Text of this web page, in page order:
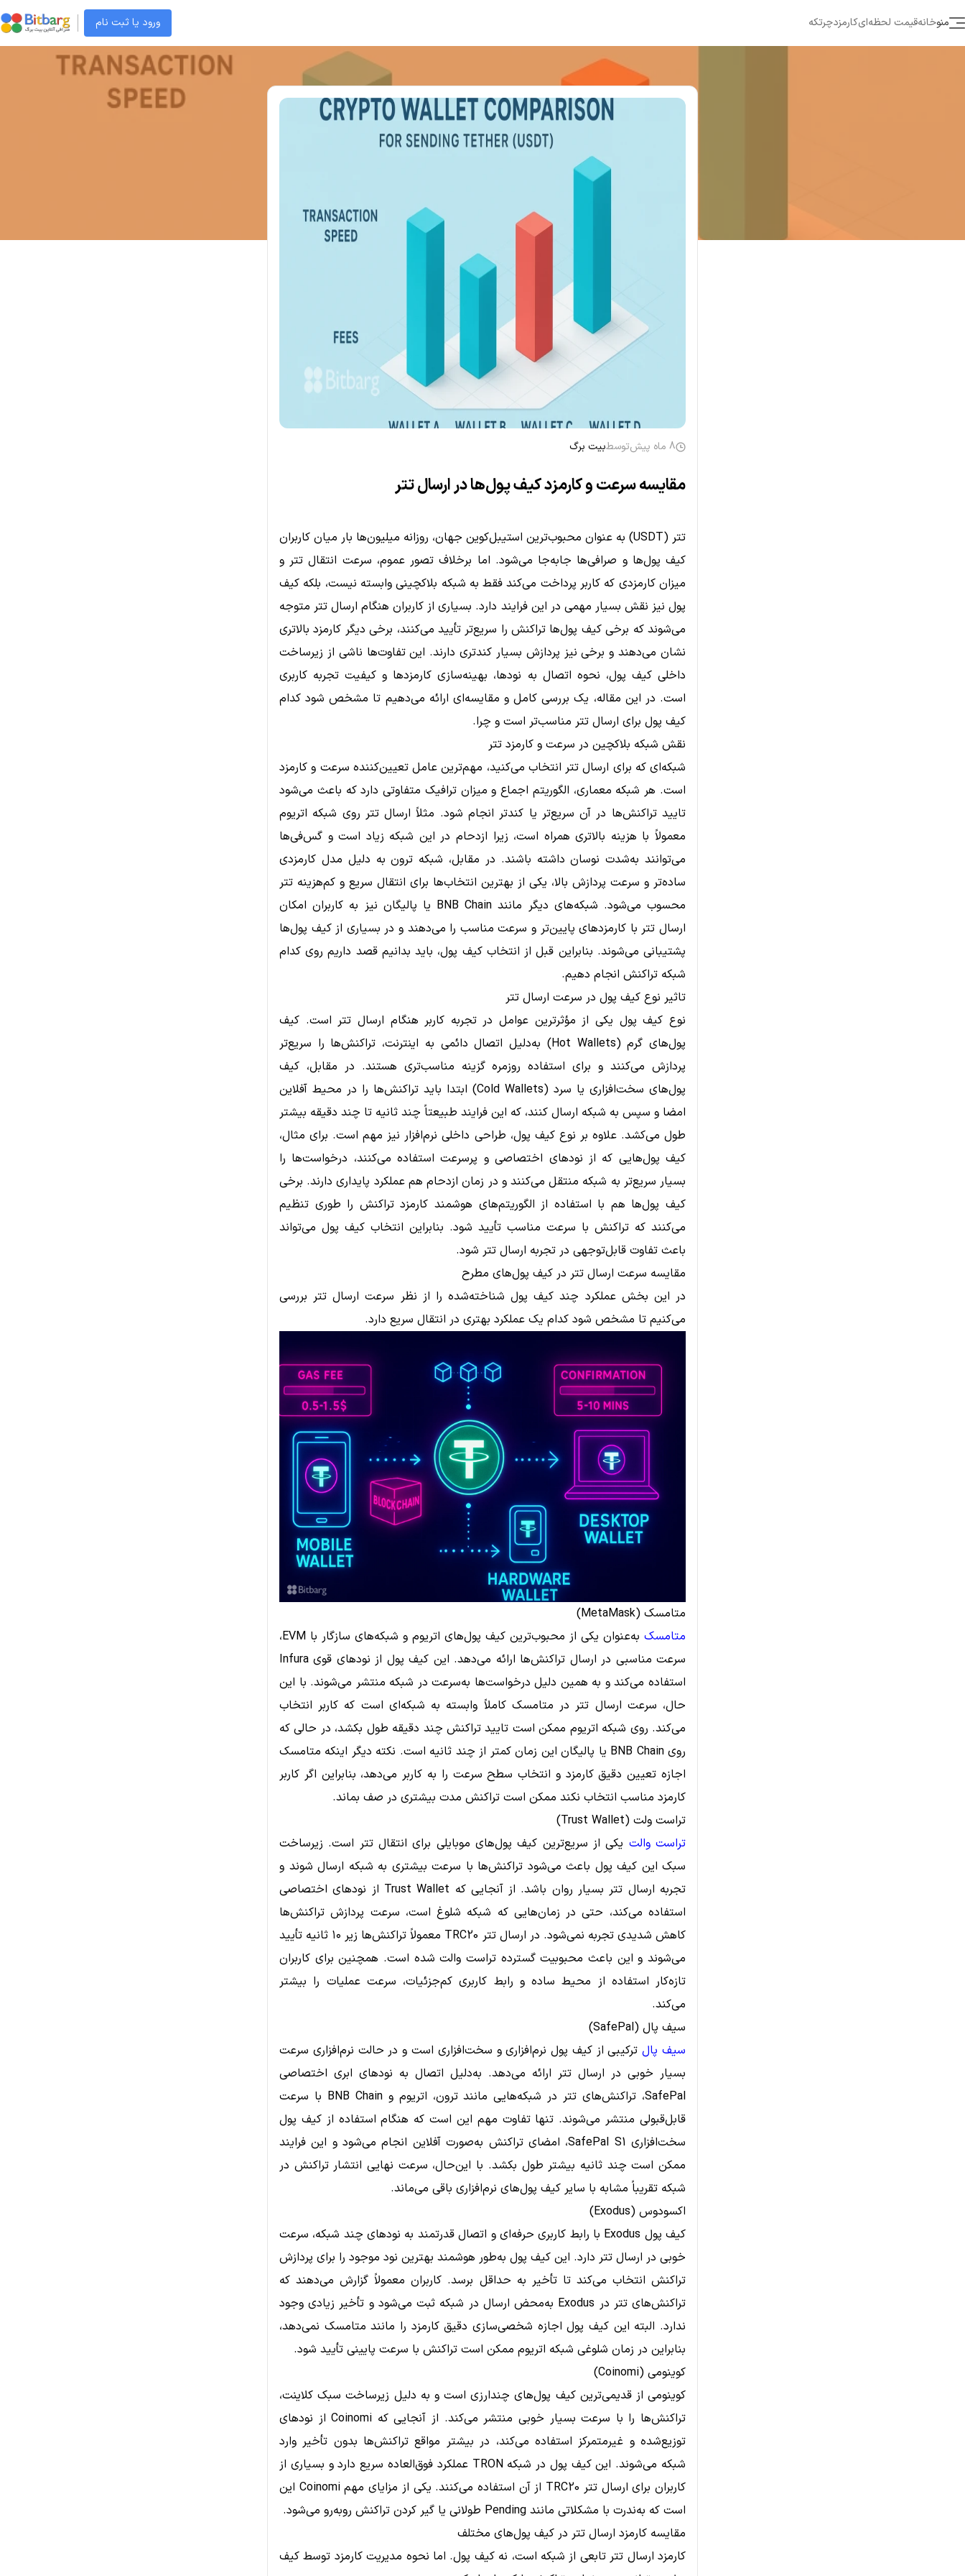
ورود یا ثبت نام چرتکهکارمزدقیمت لحظه‌ایخانهمنو
8 ماه پیش توسطبیت برگ
مقایسه سرعت و کارمزد کیف پول‌ها در ارسال تتر
تتر (USDT) به عنوان محبوب‌ترین استیبل‌کوین جهان، روزانه میلیون‌ها بار میان کاربران
کیف پول‌ها و صرافی‌ها جابه‌جا می‌شود. اما برخلاف تصور عموم، سرعت انتقال تتر و
میزان کارمزدی که کاربر پرداخت می‌کند فقط به شبکه بلاکچینی وابسته نیست، بلکه کیف
پول نیز نقش بسیار مهمی در این فرایند دارد. بسیاری از کاربران هنگام ارسال تتر متوجه
می‌شوند که برخی کیف پول‌ها تراکنش را سریع‌تر تأیید می‌کنند، برخی دیگر کارمزد بالاتری
نشان می‌دهند و برخی نیز پردازش بسیار کندتری دارند. این تفاوت‌ها ناشی از زیرساخت
داخلی کیف پول، نحوه اتصال به نودها، بهینه‌سازی کارمزدها و کیفیت تجربه کاربری
است. در این مقاله، یک بررسی کامل و مقایسه‌ای ارائه می‌دهیم تا مشخص شود کدام
کیف پول برای ارسال تتر مناسب‌تر است و چرا.
نقش شبکه بلاکچین در سرعت و کارمزد تتر
شبکه‌ای که برای ارسال تتر انتخاب می‌کنید، مهم‌ترین عامل تعیین‌کننده سرعت و کارمزد
است. هر شبکه معماری، الگوریتم اجماع و میزان ترافیک متفاوتی دارد که باعث می‌شود
تایید تراکنش‌ها در آن سریع‌تر یا کندتر انجام شود. مثلاً ارسال تتر روی شبکه اتریوم
معمولاً با هزینه بالاتری همراه است، زیرا ازدحام در این شبکه زیاد است و گس‌فی‌ها
می‌توانند به‌شدت نوسان داشته باشند. در مقابل، شبکه ترون به دلیل مدل کارمزدی
ساده‌تر و سرعت پردازش بالا، یکی از بهترین انتخاب‌ها برای انتقال سریع و کم‌هزینه تتر
محسوب می‌شود. شبکه‌های دیگر مانند BNB Chain یا پالیگان نیز به کاربران امکان
ارسال تتر با کارمزدهای پایین‌تر و سرعت مناسب را می‌دهند و در بسیاری از کیف پول‌ها
پشتیبانی می‌شوند. بنابراین قبل از انتخاب کیف پول، باید بدانیم قصد داریم روی کدام
شبکه تراکنش انجام دهیم.
تاثیر نوع کیف پول در سرعت ارسال تتر
نوع کیف پول یکی از مؤثرترین عوامل در تجربه کاربر هنگام ارسال تتر است. کیف
پول‌های گرم (Hot Wallets) به‌دلیل اتصال دائمی به اینترنت، تراکنش‌ها را سریع‌تر
پردازش می‌کنند و برای استفاده روزمره گزینه مناسب‌تری هستند. در مقابل، کیف
پول‌های سخت‌افزاری یا سرد (Cold Wallets) ابتدا باید تراکنش‌ها را در محیط آفلاین
امضا و سپس به شبکه ارسال کنند، که این فرایند طبیعتاً چند ثانیه تا چند دقیقه بیشتر
طول می‌کشد. علاوه بر نوع کیف پول، طراحی داخلی نرم‌افزار نیز مهم است. برای مثال،
کیف پول‌هایی که از نودهای اختصاصی و پرسرعت استفاده می‌کنند، درخواست‌ها را
بسیار سریع‌تر به شبکه منتقل می‌کنند و در زمان ازدحام هم عملکرد پایداری دارند. برخی
کیف پول‌ها هم با استفاده از الگوریتم‌های هوشمند کارمزد تراکنش را طوری تنظیم
می‌کنند که تراکنش با سرعت مناسب تأیید شود. بنابراین انتخاب کیف پول می‌تواند
باعث تفاوت قابل‌توجهی در تجربه ارسال تتر شود.
مقایسه سرعت ارسال تتر در کیف پول‌های مطرح
در این بخش عملکرد چند کیف پول شناخته‌شده را از نظر سرعت ارسال تتر بررسی
می‌کنیم تا مشخص شود کدام یک عملکرد بهتری در انتقال سریع دارد.
متامسک (MetaMask)
متامسک
به‌عنوان یکی از محبوب‌ترین کیف پول‌های اتریوم و شبکه‌های سازگار با EVM،
سرعت مناسبی در ارسال تراکنش‌ها ارائه می‌دهد. این کیف پول از نودهای قوی Infura
استفاده می‌کند و به همین دلیل درخواست‌ها به‌سرعت در شبکه منتشر می‌شوند. با این
حال، سرعت ارسال تتر در متامسک کاملاً وابسته به شبکه‌ای است که کاربر انتخاب
می‌کند. روی شبکه اتریوم ممکن است تایید تراکنش چند دقیقه طول بکشد، در حالی که
روی BNB Chain یا پالیگان این زمان کمتر از چند ثانیه است. نکته دیگر اینکه متامسک
اجازه تعیین دقیق کارمزد و انتخاب سطح سرعت را به کاربر می‌دهد، بنابراین اگر کاربر
کارمزد مناسب انتخاب نکند ممکن است تراکنش مدت بیشتری در صف بماند.
تراست ولت (Trust Wallet)
تراست والت یکی از سریع‌ترین کیف پول‌های موبایلی برای انتقال تتر است. زیرساخت
سبک این کیف پول باعث می‌شود تراکنش‌ها با سرعت بیشتری به شبکه ارسال شوند و
تجربه ارسال تتر بسیار روان باشد. از آنجایی که Trust Wallet از نودهای اختصاصی
استفاده می‌کند، حتی در زمان‌هایی که شبکه شلوغ است، سرعت پردازش تراکنش‌ها
کاهش شدیدی تجربه نمی‌شود. در ارسال تتر TRC20 معمولاً تراکنش‌ها زیر ۱۰ ثانیه تأیید
می‌شوند و این باعث محبوبیت گسترده تراست والت شده است. همچنین برای کاربران
تازه‌کار استفاده از محیط ساده و رابط کاربری کم‌جزئیات، سرعت عملیات را بیشتر
می‌کند.
سیف پال (SafePal)
سیف پالترکیبی از کیف پول نرم‌افزاری و سخت‌افزاری است و در حالت نرم‌افزاری سرعت
بسیار خوبی در ارسال تتر ارائه می‌دهد. به‌دلیل اتصال به نودهای ابری اختصاصی
SafePal، تراکنش‌های تتر در شبکه‌هایی مانند ترون، اتریوم و BNB Chain با سرعت
قابل‌قبولی منتشر می‌شوند. تنها تفاوت مهم این است که هنگام استفاده از کیف پول
سخت‌افزاری SafePal S1، امضای تراکنش به‌صورت آفلاین انجام می‌شود و این فرایند
ممکن است چند ثانیه بیشتر طول بکشد. با این‌حال، سرعت نهایی انتشار تراکنش در
شبکه تقریباً مشابه با سایر کیف پول‌های نرم‌افزاری باقی می‌ماند.
اکسودوس (Exodus)
کیف پول Exodus با رابط کاربری حرفه‌ای و اتصال قدرتمند به نودهای چند شبکه، سرعت
خوبی در ارسال تتر دارد. این کیف پول به‌طور هوشمند بهترین نود موجود را برای پردازش
تراکنش انتخاب می‌کند تا تأخیر به حداقل برسد. کاربران معمولاً گزارش می‌دهند که
تراکنش‌های تتر در Exodus به‌محض ارسال در شبکه ثبت می‌شود و تأخیر زیادی وجود
ندارد. البته این کیف پول اجازه شخصی‌سازی دقیق کارمزد را مانند متامسک نمی‌دهد،
بنابراین در زمان شلوغی شبکه اتریوم ممکن است تراکنش با سرعت پایینی تأیید شود.
کوینومی (Coinomi)
کوینومی از قدیمی‌ترین کیف پول‌های چندارزی است و به دلیل زیرساخت سبک کلاینت،
تراکنش‌ها را با سرعت بسیار خوبی منتشر می‌کند. از آنجایی که Coinomi از نودهای
توزیع‌شده و غیرمتمرکز استفاده می‌کند، در بیشتر مواقع تراکنش‌ها بدون تأخیر وارد
شبکه می‌شوند. این کیف پول در شبکه TRON عملکرد فوق‌العاده سریع دارد و بسیاری از
کاربران برای ارسال تتر TRC20 از آن استفاده می‌کنند. یکی از مزایای مهم Coinomi این
است که به‌ندرت با مشکلاتی مانند Pending طولانی یا گیر کردن تراکنش روبه‌رو می‌شود.
مقایسه کارمزد ارسال تتر در کیف پول‌های مختلف
کارمزد ارسال تتر تابعی از شبکه است، نه کیف پول. اما نحوه مدیریت کارمزد توسط کیف